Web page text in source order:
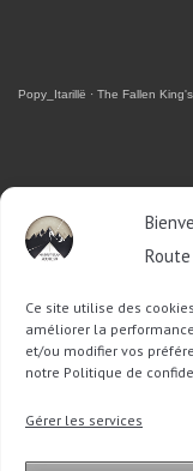
Route
Ce site utilise des
améliorer la
et/ou modifier vos
notre Politique de
Gérer les services
Popy_Itarillë · The Fallen
RETROUVEZ-MOI
OU SUR TWITTER
Follow